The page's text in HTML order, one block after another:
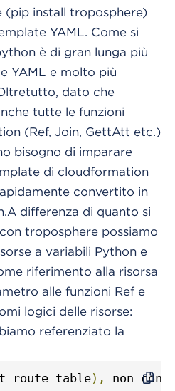
(pip install troposphere)
YAML. Come si
è di gran lunga più
YAML e molto più
dato che
tutte le funzioni
(Ref, Join, GettAtt etc.)
bisogno di imparare
di cloudformation
convertito in
differenza di quanto si
troposphere possiamo
a variabili Python e
riferimento alla risorsa
alle funzioni Ref e
logici delle risorse:
referenziato la
), non